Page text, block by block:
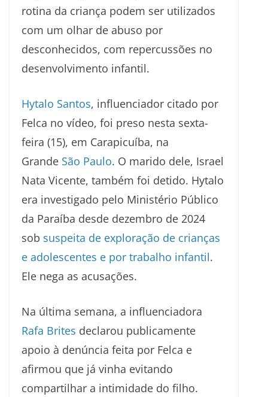
rotina da criança podem ser utilizados
com um olhar de abuso por
desconhecidos, com repercussões no
desenvolvimento infantil.
Hytalo Santos, influenciador citado por
Felca no vídeo, foi preso nesta sexta-
feira (15), em Carapicuíba, na
Grande São Paulo. O marido dele, Israel
Nata Vicente, também foi detido. Hytalo
era investigado pelo Ministério Público
da Paraíba desde dezembro de 2024
sob suspeita de exploração de crianças
e adolescentes e por trabalho infantil.
Ele nega as acusações.
Na última semana, a influenciadora
Rafa Brites declarou publicamente
apoio à denúncia feita por Felca e
afirmou que já vinha evitando
compartilhar a intimidade do filho.